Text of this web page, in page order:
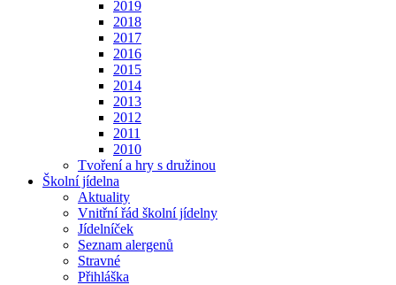
2019
2018
2017
2016
2015
2014
2013
2012
2011
2010
Tvoření a hry s družinou
Školní jídelna
Aktuality
Vnitřní řád školní jídelny
Jídelníček
Seznam alergenů
Stravné
Přihláška